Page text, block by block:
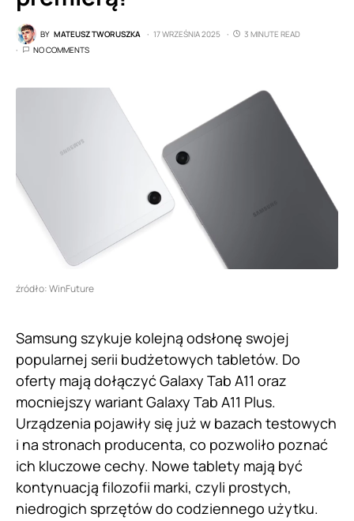
BY MATEUSZ TWORUSZKA 17 WRZEŚNIA 2025
3 MINUTE READ
NO COMMENTS
źródło: WinFuture
Samsung szykuje kolejną odsłonę swojej
popularnej serii budżetowych tabletów. Do
oferty mają dołączyć Galaxy Tab A11 oraz
mocniejszy wariant Galaxy Tab A11 Plus.
Urządzenia pojawiły się już w bazach testowych
i na stronach producenta, co pozwoliło poznać
ich kluczowe cechy. Nowe tablety mają być
kontynuacją filozofii marki, czyli prostych,
niedrogich sprzętów do codziennego użytku.